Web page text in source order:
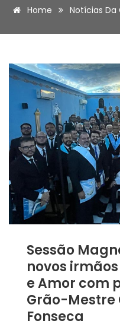
Home Notícias Da
Sessão
novos irmãos
e Amor com
Grão-Mestre
Fonseca